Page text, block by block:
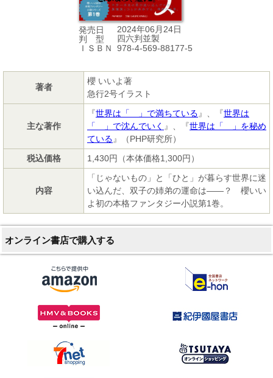
発売日
2024年06月24日
判 型
四六判並製
ＩＳＢＮ
978-4-569-88177-5
著者
櫻 いいよ著
急行2号イラスト
主な著作
『世界は「 」で満ちている 』、『世界は
「 」で沈んでいく 』、『世界は「 」を秘め
ている 』（PHP研究所）
税込価格
1,430円（本体価格1,300円）
内容
「じゃないもの」と「ひと」が暮らす世界に迷
い込んだ、双子の姉弟の運命は――？ 櫻いい
よ初の本格ファンタジー小説第1巻。
オンライン書店で購入する